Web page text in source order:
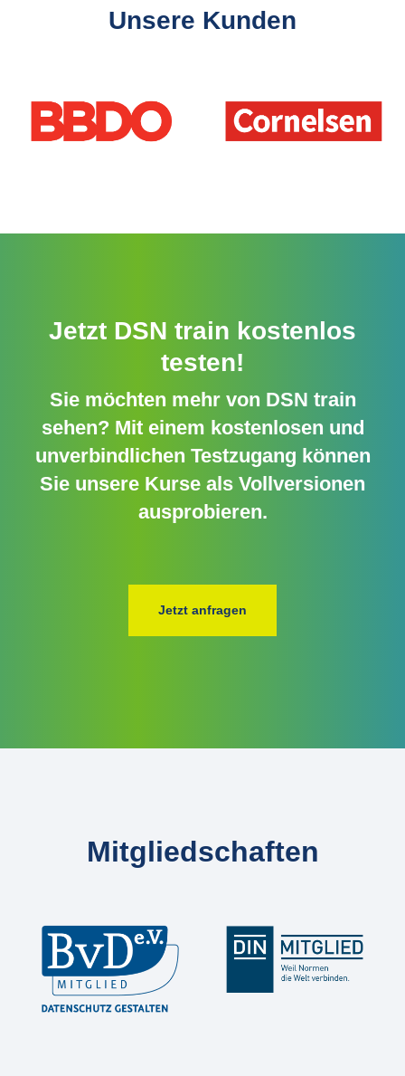
Unsere Kunden
Jetzt DSN train kostenlos
testen!
Sie möchten mehr von DSN train
sehen? Mit einem kostenlosen und
unverbindlichen Testzugang können
Sie unsere Kurse als Vollversionen
ausprobieren.
Jetzt anfragen
Mitgliedschaften